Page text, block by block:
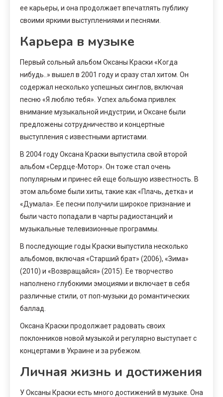
ее карьеры, и она продолжает впечатлять публику
своими яркими выступлениями и песнями.
Карьера в музыке
Первый сольный альбом Оксаны Краски «Когда
нибудь..» вышел в 2001 году и сразу стал хитом. Он
содержал несколько успешных синглов, включая
песню «Я люблю тебя». Успех альбома привлек
внимание музыкальной индустрии, и Оксане были
предложены сотрудничество и концертные
выступления с известными артистами.
В 2004 году Оксана Краски выпустила свой второй
альбом «Сердце-Мотор». Он тоже стал очень
популярным и принес ей еще большую известность. В
этом альбоме были хиты, такие как «Плачь, детка» и
«Думала». Ее песни получили широкое признание и
были часто попадали в чарты радиостанций и
музыкальные телевизионные программы.
В последующие годы Краски выпустила несколько
альбомов, включая «Старший брат» (2006), «Зима»
(2010) и «Возвращайся» (2015). Ее творчество
наполнено глубокими эмоциями и включает в себя
различные стили, от поп-музыки до романтических
баллад.
Оксана Краски продолжает радовать своих
поклонников новой музыкой и регулярно выступает с
концертами в Украине и за рубежом.
Личная жизнь и достижения
У Оксаны Краски есть много достижений в музыке. Она